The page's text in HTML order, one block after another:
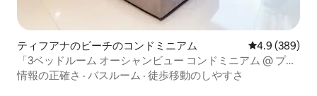
ティフアナのビーチのコンドミニアム レビュー389
4.9 (389)
「3ベッドルーム オーシャンビュー コンドミニアム @ プラ
ヤス・デ・ティフアナ」
情報の正確さ · バスルーム · 徒歩移動のしやすさ